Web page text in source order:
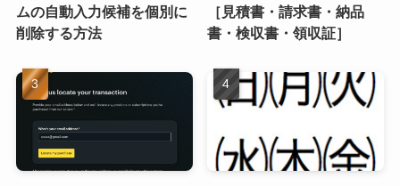
ムの自動入力候補を個別に
削除する方法
［見積書・請求書・納品
書・検収書・領収証］